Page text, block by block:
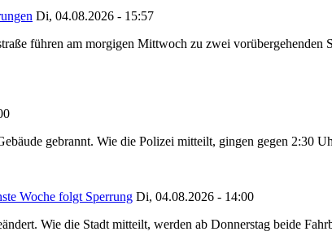
Di, 04.08.2026 - 15:57
führen am morgigen Mittwoch zu zwei
gebrannt. Wie die Polizei mitteilt, gingen gegen 2:30
Woche folgt Sperrung Di, 04.08.2026 - 14:00
Wie die Stadt mitteilt, werden ab Donnerstag beide